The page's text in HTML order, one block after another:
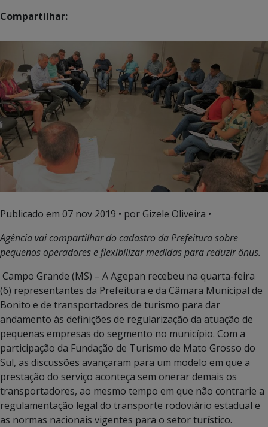
Compartilhar:
Publicado em 07 nov 2019 • por Gizele Oliveira •
Agência vai compartilhar do cadastro da Prefeitura sobre
pequenos operadores e flexibilizar medidas para reduzir ônus.
Campo Grande (MS) – A Agepan recebeu na quarta-feira
(6) representantes da Prefeitura e da Câmara Municipal de
Bonito e de transportadores de turismo para dar
andamento às definições de regularização da atuação de
pequenas empresas do segmento no município. Com a
participação da Fundação de Turismo de Mato Grosso do
Sul, as discussões avançaram para um modelo em que a
prestação do serviço aconteça sem onerar demais os
transportadores, ao mesmo tempo em que não contrarie a
regulamentação legal do transporte rodoviário estadual e
as normas nacionais vigentes para o setor turístico.